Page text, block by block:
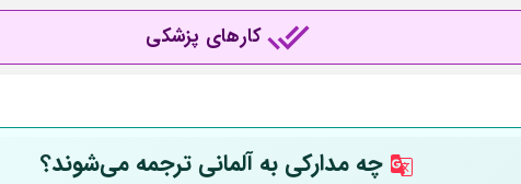
کارهای پزشکی
چه مدارکی بهآلمانی ترجمه می‌شوند؟